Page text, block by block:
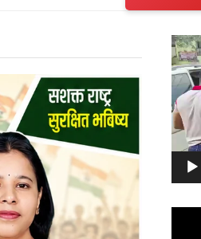
Video
Player